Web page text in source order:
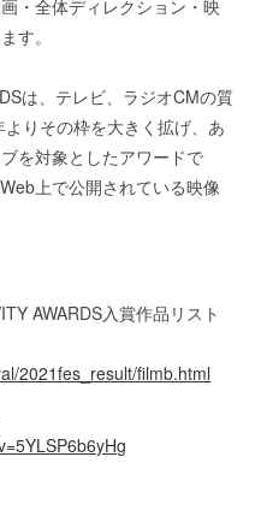
・全体ディレクション・映
す。
は、テレビ、ラジオCMの質
りその枠を大きく拡げ、あ
を対象としたアワードで
上で公開されている映像
AWARDS入賞作品リスト
2021fes_result/filmb.html